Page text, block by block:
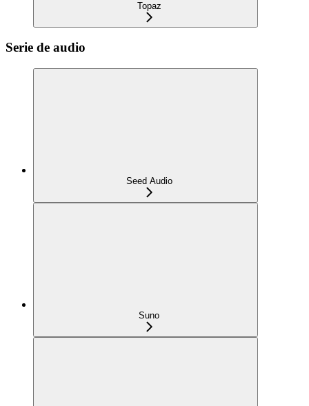
Topaz
Serie de audio
Seed Audio
Suno